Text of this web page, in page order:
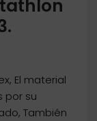
El material
por su
También